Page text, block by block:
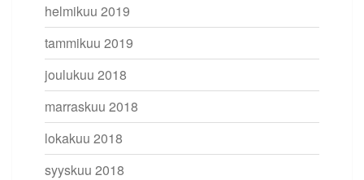
helmikuu 2019
tammikuu 2019
joulukuu 2018
marraskuu 2018
lokakuu 2018
syyskuu 2018